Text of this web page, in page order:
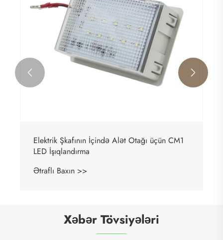
LL10-W LED Yüksək Parlaqlıq Kiçik Şkaf Alət
Otağı İşıqlandırma Lampası
Ətraflı Baxın >>
 
Xəbər Tövsiyələri